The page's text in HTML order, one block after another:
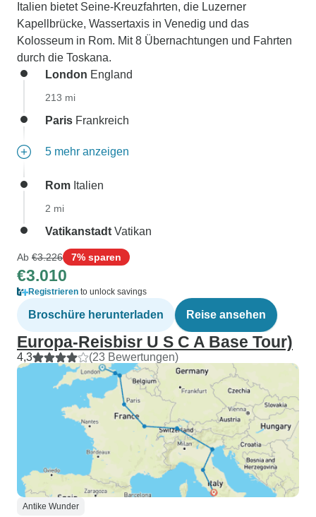
Italien bietet Seine-Kreuzfahrten, die Luzerner
Kapellbrücke, Wassertaxis in Venedig und das
Kolosseum in Rom. Mit 8 Übernachtungen und Fahrten
durch die Toskana.
London England
213 mi
Paris Frankreich
5 mehr anzeigen
Rom Italien
2 mi
Vatikanstadt Vatikan
Ab €3.226 7% sparen
€3.010
Registrieren to unlock savings
Broschüre herunterladen Reise ansehen
Europa-Reisbisr U S C A Base Tour)
4,3 (23 Bewertungen)
Antike Wunder